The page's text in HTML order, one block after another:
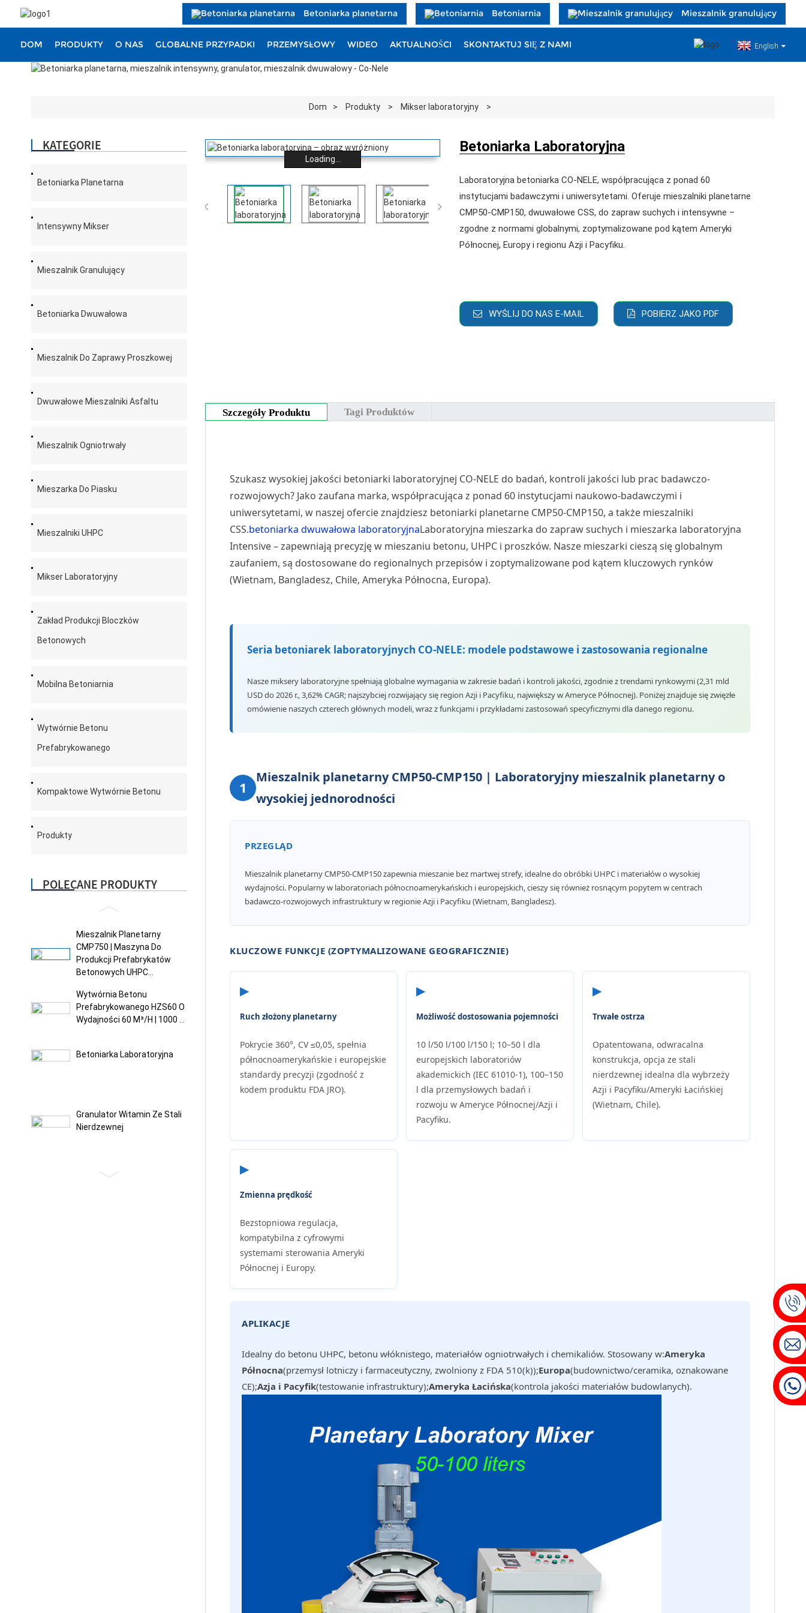
Betoniarka planetarna Betoniarnia Mieszalnik granulujący
DOM PRODUKTY O NAS GLOBALNE PRZYPADKI PRZEMYSŁOWY WIDEO AKTUALNOŚCI SKONTAKTUJ SIĘ Z NAMI English
Dom Produkty Mikser laboratoryjny
KATEGORIE
Betoniarka Planetarna
Intensywny Mikser
Mieszalnik Granulujący
Betoniarka Dwuwałowa
Mieszalnik Do Zaprawy Proszkowej
Dwuwałowe Mieszalniki Asfaltu
Mieszalnik Ogniotrwały
Mieszarka Do Piasku
Mieszalniki UHPC
Mikser Laboratoryjny
Zakład Produkcji Bloczków
Betonowych
Mobilna Betoniarnia
Wytwórnie Betonu
Prefabrykowanego
Kompaktowe Wytwórnie Betonu
Produkty
POLECANE PRODUKTY
Mieszalnik Planetarny
CMP750 | Maszyna Do
Produkcji Prefabrykatów
Betonowych UHPC...
Wytwórnia Betonu
Prefabrykowanego HZS60 O
Wydajności 60 M³/h | 1000 ...
Betoniarka Laboratoryjna
Granulator Witamin Ze Stali
Nierdzewnej
Loading...


Betoniarka Laboratoryjna
Laboratoryjna betoniarka CO-NELE, współpracująca z ponad 60
instytucjami badawczymi i uniwersytetami. Oferuje mieszalniki planetarne
CMP50-CMP150, dwuwałowe CSS, do zapraw suchych i intensywne –
zgodne z normami globalnymi, zoptymalizowane pod kątem Ameryki
Północnej, Europy i regionu Azji i Pacyfiku.
WYŚLIJ DO NAS E-MAIL POBIERZ JAKO PDF
Szczegóły Produktu Tagi Produktów
Szukasz wysokiej jakości betoniarki laboratoryjnej CO-NELE do badań, kontroli jakości lub prac badawczo-
rozwojowych? Jako zaufana marka, współpracująca z ponad 60 instytucjami naukowo-badawczymi i
uniwersytetami, w naszej ofercie znajdziesz betoniarki planetarne CMP50-CMP150, a także mieszalniki
CSS.betoniarka dwuwałowa laboratoryjnaLaboratoryjna mieszarka do zapraw suchych i mieszarka laboratoryjna
Intensive – zapewniają precyzję w mieszaniu betonu, UHPC i proszków. Nasze mieszarki cieszą się globalnym
zaufaniem, są dostosowane do regionalnych przepisów i zoptymalizowane pod kątem kluczowych rynków
(Wietnam, Bangladesz, Chile, Ameryka Północna, Europa).
Seria betoniarek laboratoryjnych CO-NELE: modele podstawowe i zastosowania regionalne
Nasze miksery laboratoryjne spełniają globalne wymagania w zakresie badań i kontroli jakości, zgodnie z trendami rynkowymi (2,31 mld
USD do 2026 r., 3,62% CAGR; najszybciej rozwijający się region Azji i Pacyfiku, największy w Ameryce Północnej). Poniżej znajduje się zwięzłe
omówienie naszych czterech głównych modeli, wraz z funkcjami i przykładami zastosowań specyficznymi dla danego regionu.
1
Mieszalnik planetarny CMP50-CMP150 | Laboratoryjny mieszalnik planetarny o
wysokiej jednorodności
PRZEGLĄD
Mieszalnik planetarny CMP50-CMP150 zapewnia mieszanie bez martwej strefy, idealne do obróbki UHPC i materiałów o wysokiej
wydajności. Popularny w laboratoriach północnoamerykańskich i europejskich, cieszy się również rosnącym popytem w centrach
badawczo-rozwojowych infrastruktury w regionie Azji i Pacyfiku (Wietnam, Bangladesz).
KLUCZOWE FUNKCJE (ZOPTYMALIZOWANE GEOGRAFICZNIE)
▶
Ruch złożony planetarny
Pokrycie 360°, CV ≤0,05, spełnia
północnoamerykańskie i europejskie
standardy precyzji (zgodność z
kodem produktu FDA JRO).
▶
Możliwość dostosowania pojemności
10 l/50 l/100 l/150 l; 10–50 l dla
europejskich laboratoriów
akademickich (IEC 61010-1), 100–150
l dla przemysłowych badań i
rozwoju w Ameryce Północnej/Azji i
Pacyfiku.
▶
Trwałe ostrza
Opatentowana, odwracalna
konstrukcja, opcja ze stali
nierdzewnej idealna dla wybrzeży
Azji i Pacyfiku/Ameryki Łacińskiej
(Wietnam, Chile).
▶
Zmienna prędkość
Bezstopniowa regulacja,
kompatybilna z cyfrowymi
systemami sterowania Ameryki
Północnej i Europy.
APLIKACJE
Idealny do betonu UHPC, betonu włóknistego, materiałów ogniotrwałych i chemikaliów. Stosowany w:Ameryka
Północna(przemysł lotniczy i farmaceutyczny, zwolniony z FDA 510(k));Europa(budownictwo/ceramika, oznakowane
CE);Azja i Pacyfik(testowanie infrastruktury);Ameryka Łacińska(kontrola jakości materiałów budowlanych).